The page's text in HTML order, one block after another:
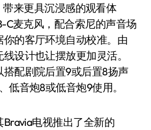
带来更具沉浸感的观看体
C麦克风，配合索尼的声音场
的客厅环境自动校准。由
设计也让摆放更加灵活。
配剧院后置9或后置8扬声
低音炮8或低音炮9使用。
电视推出了全新的